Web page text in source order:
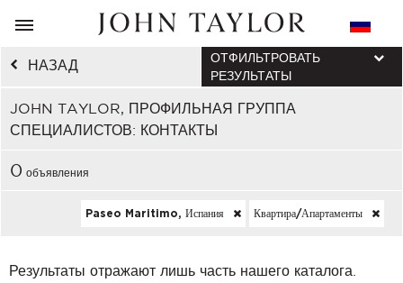
НАЗАД
JOHN TAYLOR, ПРОФИЛЬНАЯ ГРУППА
СПЕЦИАЛИСТОВ: КОНТАКТЫ
ОТФИЛЬТРОВАТЬ
РЕЗУЛЬТАТЫ
0 объявления
Paseo Maritimo, Испания Квартира/апартаменты
Результаты отражают лишь часть нашего каталога.